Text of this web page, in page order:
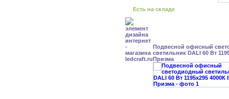
Есть на складе
Подвесной офисный
светильник DALI 60 Вт
Призма